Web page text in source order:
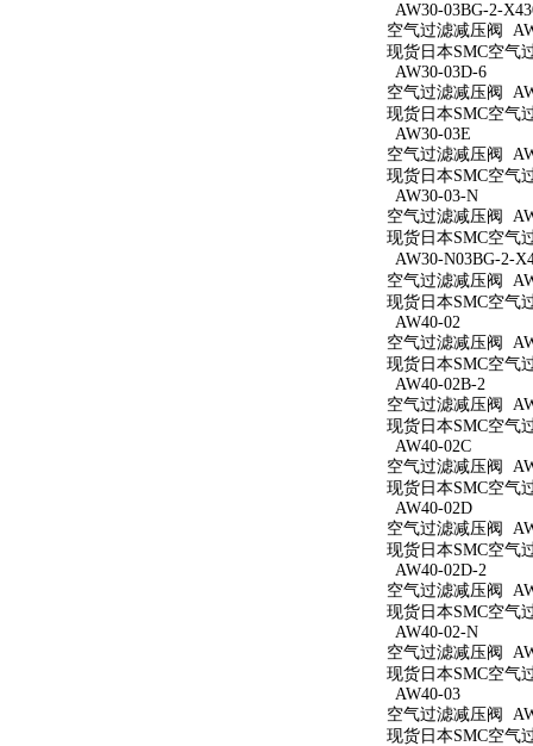
AW30-03BG-2-
空气过滤减压阀
现货日本SMC空气
AW30-03D-6
空气过滤减压阀
现货日本SMC空气
AW30-03E
空气过滤减压阀
现货日本SMC空气
AW30-03-N
空气过滤减压阀
现货日本SMC空气
AW30-N03BG-2-
空气过滤减压阀
现货日本SMC空气
AW40-02
空气过滤减压阀
现货日本SMC空气
AW40-02B-2
空气过滤减压阀
现货日本SMC空气
AW40-02C
空气过滤减压阀
现货日本SMC空气
AW40-02D
空气过滤减压阀
现货日本SMC空气
AW40-02D-2
空气过滤减压阀
现货日本SMC空气
AW40-02-N
空气过滤减压阀
现货日本SMC空气
AW40-03
空气过滤减压阀
现货日本SMC空气